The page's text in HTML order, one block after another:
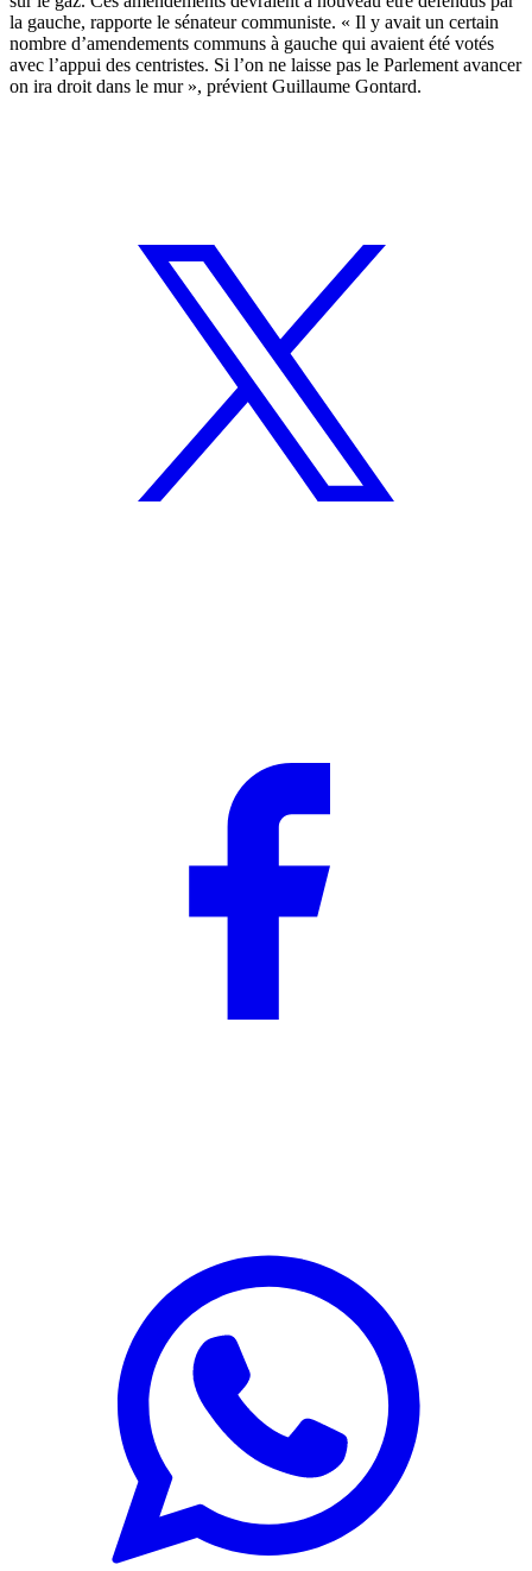
la gauche, rapporte le sénateur communiste. « Il y avait un certain
nombre d’amendements communs à gauche qui avaient été votés
avec l’appui des centristes. Si l’on ne laisse pas le Parlement avancer
on ira droit dans le mur », prévient Guillaume Gontard.